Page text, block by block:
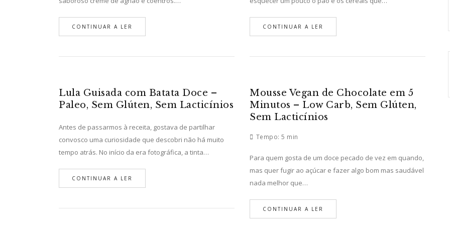
CONTINUAR A LER CONTINUAR A LER
Lula Guisada com Batata Doce –
Paleo, Sem Glúten, Sem Lacticínios
Antes de passarmos à receita, gostava de partilhar
convosco uma curiosidade que descobri não há muito
tempo atrás. No início da era fotográfica, a tinta…
CONTINUAR A LER
Mousse Vegan de Chocolate em 5
Minutos – Low Carb, Sem Glúten,
Sem Lacticínios
Tempo: 5 min
Para quem gosta de um doce pecado de vez em quando,
mas quer fugir ao açúcar e fazer algo bom mas saudável
nada melhor que…
CONTINUAR A LER